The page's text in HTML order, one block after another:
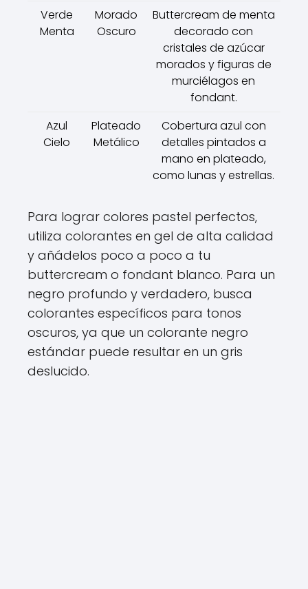
Verde
Menta
Morado
Oscuro
Buttercream de menta
decorado con
cristales de azúcar
morados y figuras de
murciélagos en
fondant.
Azul
Cielo
Plateado
Metálico
Cobertura azul con
detalles pintados a
mano en plateado,
como lunas y estrellas.
Para lograr colores pastel perfectos,
utiliza colorantes en gel de alta calidad
y añádelos poco a poco a tu
buttercream o fondant blanco. Para un
negro profundo y verdadero, busca
colorantes específicos para tonos
oscuros, ya que un colorante negro
estándar puede resultar en un gris
deslucido.